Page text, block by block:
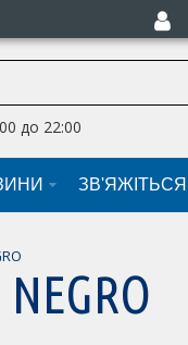
до 22:00